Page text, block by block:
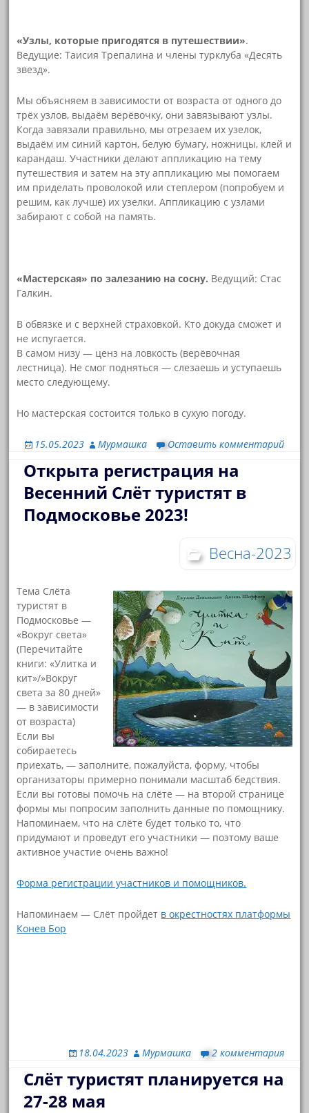
«Узлы, которые пригодятся в путешествии».
Ведущие: Таисия Трепалина и члены турклуба «Десять
звезд».
Мы объясняем в зависимости от возраста от одного до
трёх узлов, выдаём верёвочку, они завязывают узлы.
Когда завязали правильно, мы отрезаем их узелок,
выдаём им синий картон, белую бумагу, ножницы, клей и
карандаш. Участники делают аппликацию на тему
путешествия и затем на эту аппликацию мы помогаем
им приделать проволокой или степлером (попробуем и
решим, как лучше) их узелки. Аппликацию с узлами
забирают с собой на память.
«Мастерская» по залезанию на сосну. Ведущий: Стас
Галкин.
В обвязке и с верхней страховкой. Кто докуда сможет и
не испугается.
В самом низу — ценз на ловкость (верёвочная
лестница). Не смог подняться — слезаешь и уступаешь
место следующему.
Но мастерская состоится только в сухую погоду.
15.05.2023 Мурмашка Оставить комментарий
Открыта регистрация на
Весенний Слёт туристят в
Подмосковье 2023!
Весна-2023
Тема Слёта
туристят в
Подмосковье —
«Вокруг света»
(Перечитайте
книги: «Улитка и
кит»/»Вокруг
света за 80 дней»
— в зависимости
от возраста)
Если вы
собираетесь
приехать, — заполните, пожалуйста, форму, чтобы
организаторы примерно понимали масштаб бедствия.
Если вы готовы помочь на слёте — на второй странице
формы мы попросим заполнить данные по помощнику.
Напоминаем, что на слёте будет только то, что
придумают и проведут его участники — поэтому ваше
активное участие очень важно!
Форма регистрации участников и помощников.
Напоминаем — Слёт пройдет в окрестностях платформы
Конев Бор
18.04.2023 Мурмашка 2 комментария
Слёт туристят планируется на
27-28 мая